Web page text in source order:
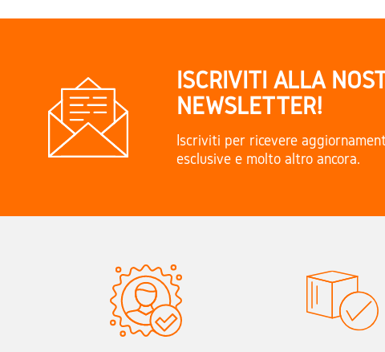
ISCRIVITI ALLA
NEWSLETTER!
Iscriviti per ricevere
esclusive e molto altro ancora.